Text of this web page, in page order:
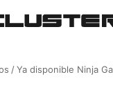
/Ya disponible Ninja